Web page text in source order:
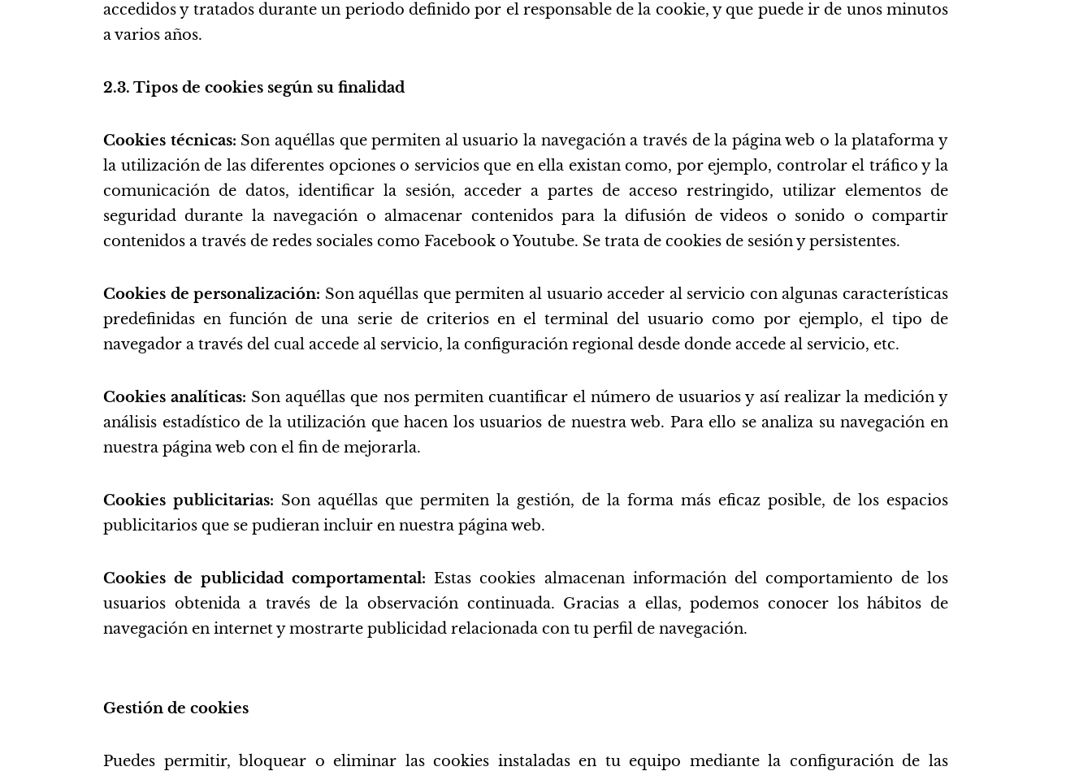
accedidos y tratados durante un periodo definido por el responsable de la cookie, y que puede ir de unos minutos
a varios años.
2.3. Tipos de cookies según su finalidad
Cookies técnicas: Son aquéllas que permiten al usuario la navegación a través de la página web o la plataforma y
la utilización de las diferentes opciones o servicios que en ella existan como, por ejemplo, controlar el tráfico y la
comunicación de datos, identificar la sesión, acceder a partes de acceso restringido, utilizar elementos de
seguridad durante la navegación o almacenar contenidos para la difusión de videos o sonido o compartir
contenidos a través de redes sociales como Facebook o Youtube. Se trata de cookies de sesión y persistentes.
Cookies de personalización: Son aquéllas que permiten al usuario acceder al servicio con algunas características
predefinidas en función de una serie de criterios en el terminal del usuario como por ejemplo, el tipo de
navegador a través del cual accede al servicio, la configuración regional desde donde accede al servicio, etc.
Cookies analíticas: Son aquéllas que nos permiten cuantificar el número de usuarios y así realizar la medición y
análisis estadístico de la utilización que hacen los usuarios de nuestra web. Para ello se analiza su navegación en
nuestra página web con el fin de mejorarla.
Cookies publicitarias: Son aquéllas que permiten la gestión, de la forma más eficaz posible, de los espacios
publicitarios que se pudieran incluir en nuestra página web.
Cookies de publicidad comportamental:Estas cookies almacenan información del comportamiento de los
usuarios obtenida a través de la observación continuada. Gracias a ellas, podemos conocer los hábitos de
navegación en internet y mostrarte publicidad relacionada con tu perfil de navegación.
Gestión de cookies
Puedes permitir, bloquear o eliminar las cookies instaladas en tu equipo mediante la configuración de las